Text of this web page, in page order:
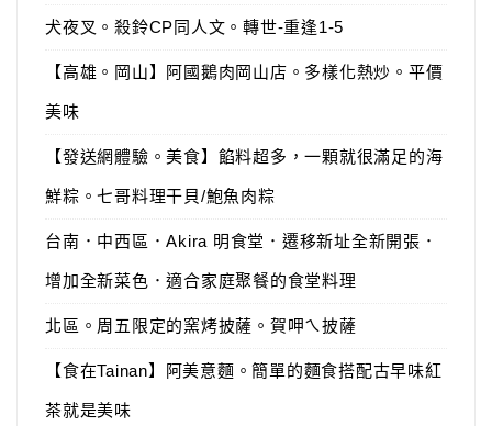
犬夜叉。殺鈴CP同人文。轉世-重逢1-5
【高雄。岡山】阿國鵝肉岡山店。多樣化熱炒。平價
美味
【發送網體驗。美食】餡料超多，一顆就很滿足的海
鮮粽。七哥料理干貝/鮑魚肉粽
台南．中西區．Akira 明食堂．遷移新址全新開張．
增加全新菜色．適合家庭聚餐的食堂料理
北區。周五限定的窯烤披薩。賀呷ㄟ披薩
【食在Tainan】阿美意麵。簡單的麵食搭配古早味紅
茶就是美味